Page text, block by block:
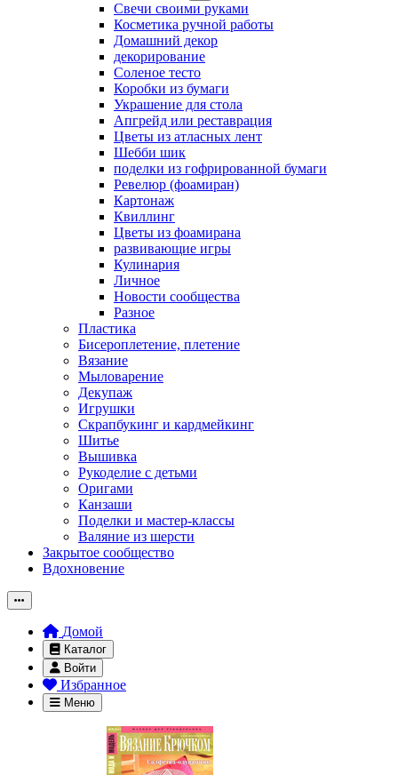
Свечи своими руками
Косметика ручной работы
Домашний декор
декорирование
Соленое тесто
Коробки из бумаги
Украшение для стола
Апгрейд или реставрация
Цветы из атласных лент
Шебби шик
поделки из гофрированной бумаги
Ревелюр (фоамиран)
Картонаж
Квиллинг
Цветы из фоамирана
развивающие игры
Кулинария
Личное
Новости сообщества
Разное
Пластика
Бисероплетение, плетение
Вязание
Мыловарение
Декупаж
Игрушки
Скрапбукинг и кардмейкинг
Шитье
Вышивка
Рукоделие с детьми
Оригами
Канзаши
Поделки и мастер-классы
Валяние из шерсти
Закрытое сообщество
Вдохновение
Домой
Каталог
Войти
Избранное
Меню